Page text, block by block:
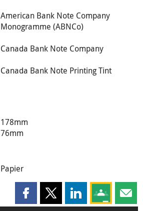
American Bank Note Company
Monogramme (ABNCo)
Canada Bank Note Company
Canada Bank Note Printing Tint
178mm
76mm
Papier
Partager cette page sur
Partager cette page sur X
Partager cette
Partagez